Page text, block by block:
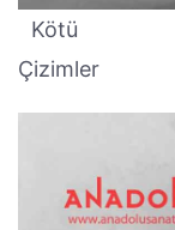
Kötü
Çizimler